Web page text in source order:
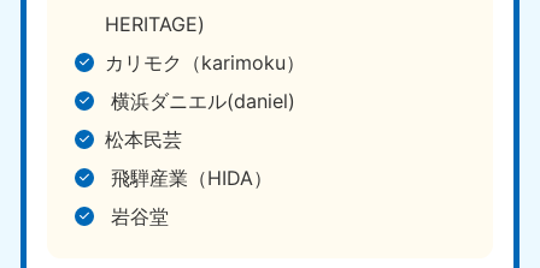
HERITAGE)
カリモク（karimoku）
横浜ダニエル(daniel)
松本民芸
飛騨産業（HIDA）
岩谷堂